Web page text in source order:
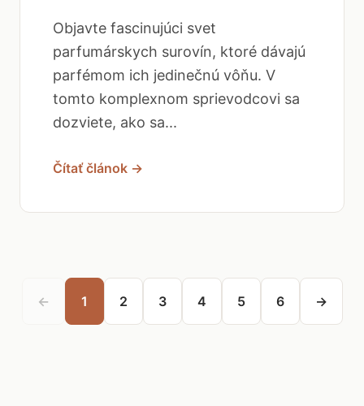
Objavte fascinujúci svet
parfumárskych surovín, ktoré dávajú
parfémom ich jedinečnú vôňu. V
tomto komplexnom sprievodcovi sa
dozviete, ako sa...
Čítať článok →
← 1 2 3 4 5 6 →